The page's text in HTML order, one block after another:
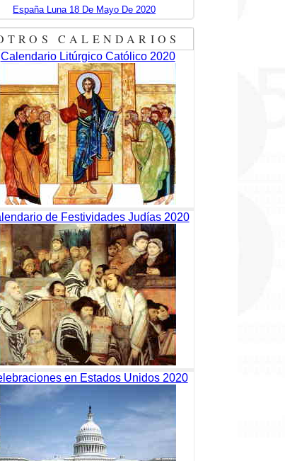
España Luna 18 De Mayo De 2020
CALENDARIOS
Calendario Litúrgico Católico 2020
de Festividades Judías 2020
en Estados Unidos 2020